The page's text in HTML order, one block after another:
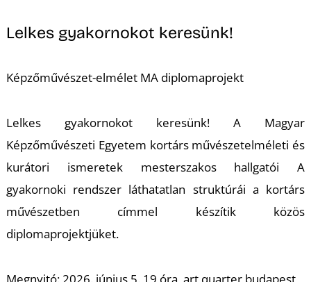
Lelkes gyakornokot keresünk!
Képzőművészet-elmélet MA diplomaprojekt
Lelkes gyakornokot keresünk! A Magyar
Képzőművészeti Egyetem kortárs művészetelméleti és
kurátori ismeretek mesterszakos hallgatói A
gyakornoki rendszer láthatatlan struktúrái a kortárs
művészetben címmel készítik közös
diplomaprojektjüket.